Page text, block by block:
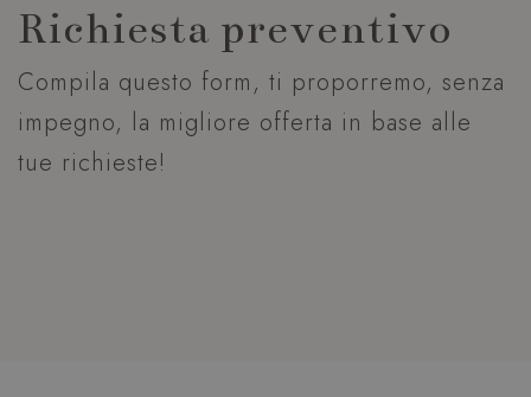
Richiesta preventivo
Compila questo form, ti proporremo, senza
impegno, la migliore offerta in base alle
tue richieste!